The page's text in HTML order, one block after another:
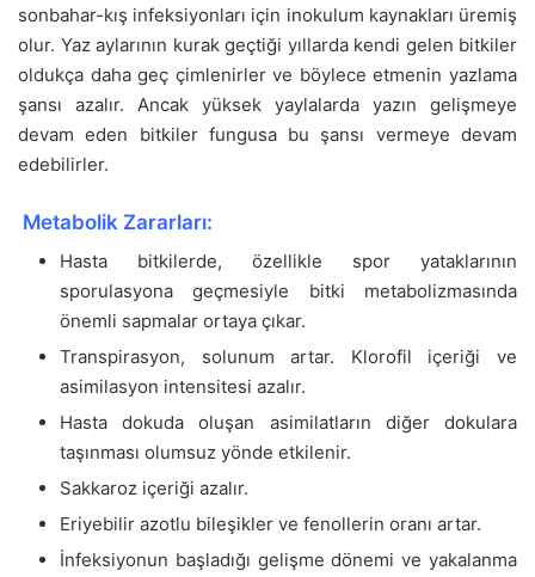
sonbahar-kış infeksiyonları için inokulum kaynakları üremiş
olur. Yaz aylarının kurak geçtiği yıllarda kendi gelen bitkiler
oldukça daha geç çimlenirler ve böylece etmenin yazlama
şansı azalır. Ancak yüksek yaylalarda yazın gelişmeye
devam eden bitkiler fungusa bu şansı vermeye devam
edebilirler.
Metabolik Zararları:
Hasta bitkilerde, özellikle spor yataklarının
sporulasyona geçmesiyle bitki metabolizmasında
önemli sapmalar ortaya çıkar.
Transpirasyon, solunum artar. Klorofil içeriği ve
asimilasyon intensitesi azalır.
Hasta dokuda oluşan asimilatların diğer dokulara
taşınması olumsuz yönde etkilenir.
Sakkaroz içeriği azalır.
Eriyebilir azotlu bileşikler ve fenollerin oranı artar.
İnfeksiyonun başladığı gelişme dönemi ve yakalanma